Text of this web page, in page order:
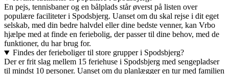
En pejs, tennisbaner og en bålplads står øverst på listen over
populære faciliteter i Spodsbjerg. Uanset om du skal rejse i dit eget
selskab, med din bedre halvdel eller dine bedste venner, kan Vrbo
hjælpe med at finde en feriebolig, der passer til dine behov, med de
funktioner, du har brug for.
Findes der ferieboliger til store grupper i Spodsbjerg?
Der er frit slag mellem 15 feriehuse i Spodsbjerg med sengepladser
til mindst 10 personer. Uanset om du planlægger en tur med familien